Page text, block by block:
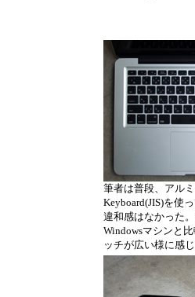
筆者は普段、アル
Keyboard(JIS)を使
違和感はなかった
Windowsマシンと
ッチが広い様に感